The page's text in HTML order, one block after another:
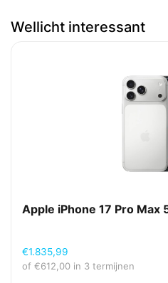
Wellicht interessant
Apple iPhone 17 Pro Max
€1.835,99
of €612,00 in 3 termijnen